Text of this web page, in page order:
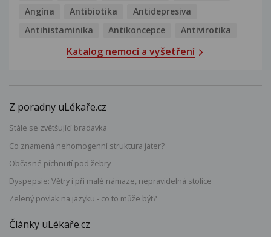
Angína
Antibiotika
Antidepresiva
Antihistaminika
Antikoncepce Antivirotika
Katalog nemocí a vyšetření
Z poradny uLékaře.cz
Stále se zvětšující bradavka
Co znamená nehomogenní struktura jater?
Občasné píchnutí pod žebry
Dyspepsie: Větry i při malé námaze, nepravidelná stolice
Zelený povlak na jazyku - co to může být?
Články uLékaře.cz